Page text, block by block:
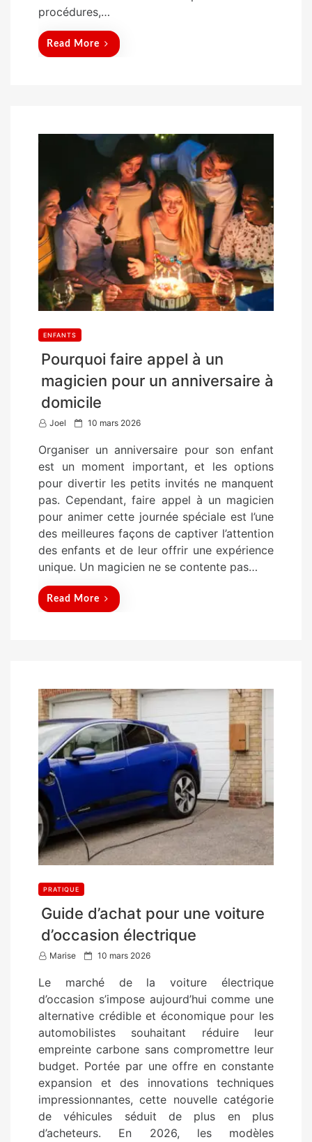
procédures,…
Read More
ENFANTS
Pourquoi faire appel à un
magicien pour un anniversaire à
domicile
Joel
P
s
t
e
d
o
n
10 mars 2026
Organiser un anniversaire pour son enfant
est un moment important, et les options
pour divertir les petits invités ne manquent
pas. Cependant, faire appel à un magicien
pour animer cette journée spéciale est l’une
des meilleures façons de captiver l’attention
des enfants et de leur offrir une expérience
unique. Un magicien ne se contente pas…
Read More
PRATIQUE
Guide d’achat pour une voiture
d’occasion électrique
Marise
P
s
t
e
d
n
10 mars 2026
Le marché de la voiture électrique
d’occasion s’impose aujourd’hui comme une
alternative crédible et économique pour les
automobilistes souhaitant réduire leur
empreinte carbone sans compromettre leur
budget. Portée par une offre en constante
expansion et des innovations techniques
impressionnantes, cette nouvelle catégorie
de véhicules séduit de plus en plus
d’acheteurs. En 2026, les modèles